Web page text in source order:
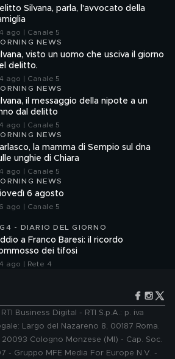
Silvana, parla, l'avvocato della
ago | Canale 5
NEWS
visto un uomo che usciva il giorno
delitto.
ago | Canale 5
NEWS
il messaggio della nipote a un
dal delitto
ago | Canale 5
NEWS
la mamma di Sempio sul dna
unghie di Chiara
ago | Canale 5
NEWS
6 agosto
ago | Canale 5
- DIARIO DEL GIORNO
a Franco Baresi: il ricordo
dei tifosi
ago | Rete 4
Business Digital - RTI S.p.A.: p. iva
Largo del Nazareno 8, 00187 Roma.
Cologno Monzese (MI) - Cap. Soc.
- Gruppo MFE Media For Europe N.V. -